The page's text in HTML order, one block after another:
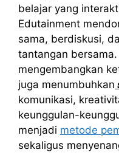
belajar yang
Edutainment
sama, berdiskusi,
tantangan
mengembangkan
juga menumbuhkan
komunikasi,
keunggulan-
menjadi metode
sekaligus